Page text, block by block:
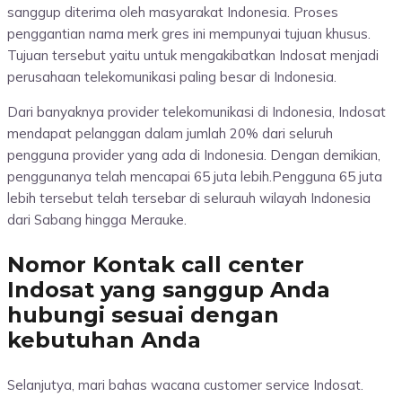
sanggup diterima oleh masyarakat Indonesia. Proses
penggantian nama merk gres ini mempunyai tujuan khusus.
Tujuan tersebut yaitu untuk mengakibatkan Indosat menjadi
perusahaan telekomunikasi paling besar di Indonesia.
Dari banyaknya provider telekomunikasi di Indonesia, Indosat
mendapat pelanggan dalam jumlah 20% dari seluruh
pengguna provider yang ada di Indonesia. Dengan demikian,
penggunanya telah mencapai 65 juta lebih.Pengguna 65 juta
lebih tersebut telah tersebar di selurauh wilayah Indonesia
dari Sabang hingga Merauke.
Nomor Kontak call center
Indosat yang sanggup Anda
hubungi sesuai dengan
kebutuhan Anda
Selanjutya, mari bahas wacana customer service Indosat.